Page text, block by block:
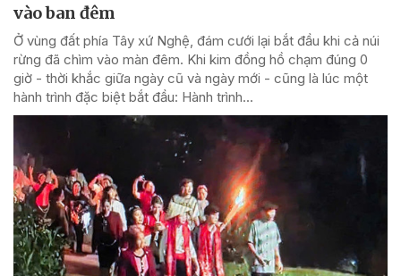
vào ban đêm
Ở vùng đất phía Tây xứ Nghệ, đám cưới lại bắt đầu khi cả núi
rừng đã chìm vào màn đêm. Khi kim đồng hồ chạm đúng 0
giờ - thời khắc giữa ngày cũ và ngày mới - cũng là lúc một
hành trình đặc biệt bắt đầu: Hành trình...